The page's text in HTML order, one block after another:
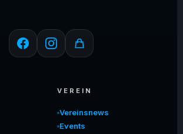
VEREIN
Vereinsnews
Events